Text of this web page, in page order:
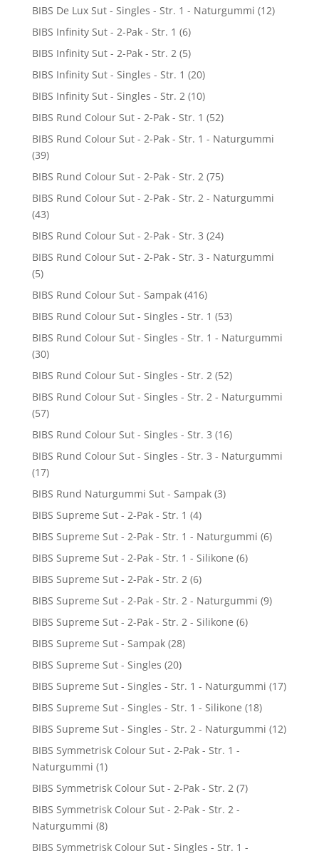
BIBS De Lux Sut - Singles - Str. 1 - Naturgummi (12)
BIBS Infinity Sut - 2-Pak - Str. 1 (6)
BIBS Infinity Sut - 2-Pak - Str. 2 (5)
BIBS Infinity Sut - Singles - Str. 1 (20)
BIBS Infinity Sut - Singles - Str. 2 (10)
BIBS Rund Colour Sut - 2-Pak - Str. 1 (52)
BIBS Rund Colour Sut - 2-Pak - Str. 1 - Naturgummi
(39)
BIBS Rund Colour Sut - 2-Pak - Str. 2 (75)
BIBS Rund Colour Sut - 2-Pak - Str. 2 - Naturgummi
(43)
BIBS Rund Colour Sut - 2-Pak - Str. 3 (24)
BIBS Rund Colour Sut - 2-Pak - Str. 3 - Naturgummi
(5)
BIBS Rund Colour Sut - Sampak (416)
BIBS Rund Colour Sut - Singles - Str. 1 (53)
BIBS Rund Colour Sut - Singles - Str. 1 - Naturgummi
(30)
BIBS Rund Colour Sut - Singles - Str. 2 (52)
BIBS Rund Colour Sut - Singles - Str. 2 - Naturgummi
(57)
BIBS Rund Colour Sut - Singles - Str. 3 (16)
BIBS Rund Colour Sut - Singles - Str. 3 - Naturgummi
(17)
BIBS Rund Naturgummi Sut - Sampak (3)
BIBS Supreme Sut - 2-Pak - Str. 1 (4)
BIBS Supreme Sut - 2-Pak - Str. 1 - Naturgummi (6)
BIBS Supreme Sut - 2-Pak - Str. 1 - Silikone (6)
BIBS Supreme Sut - 2-Pak - Str. 2 (6)
BIBS Supreme Sut - 2-Pak - Str. 2 - Naturgummi (9)
BIBS Supreme Sut - 2-Pak - Str. 2 - Silikone (6)
BIBS Supreme Sut - Sampak (28)
BIBS Supreme Sut - Singles (20)
BIBS Supreme Sut - Singles - Str. 1 - Naturgummi (17)
BIBS Supreme Sut - Singles - Str. 1 - Silikone (18)
BIBS Supreme Sut - Singles - Str. 2 - Naturgummi (12)
BIBS Symmetrisk Colour Sut - 2-Pak - Str. 1 -
Naturgummi (1)
BIBS Symmetrisk Colour Sut - 2-Pak - Str. 2 (7)
BIBS Symmetrisk Colour Sut - 2-Pak - Str. 2 -
Naturgummi (8)
BIBS Symmetrisk Colour Sut - Singles - Str. 1 -